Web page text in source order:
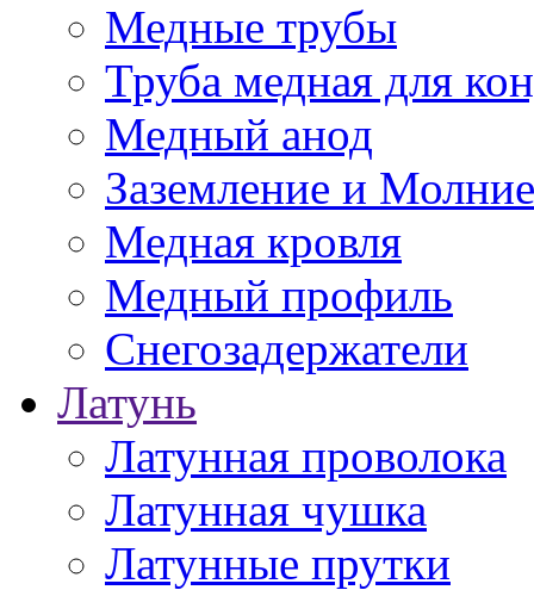
Медные трубы
Труба медная для
Медный анод
Заземление и
Медная кровля
Медный профиль
Снегозадержатели
Латунь
Латунная проволока
Латунная чушка
Латунные прутки